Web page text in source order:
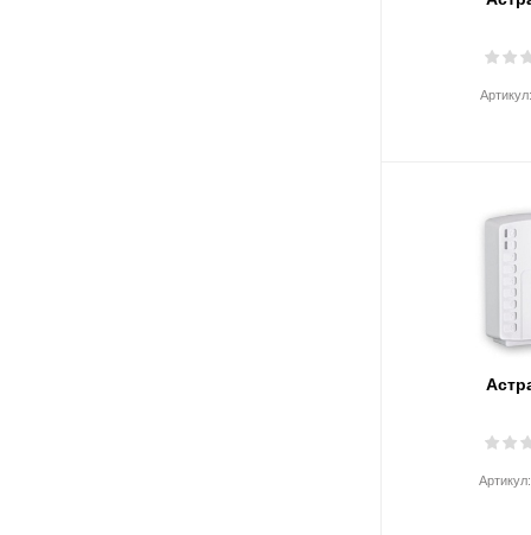
Артикул:
Артикул: